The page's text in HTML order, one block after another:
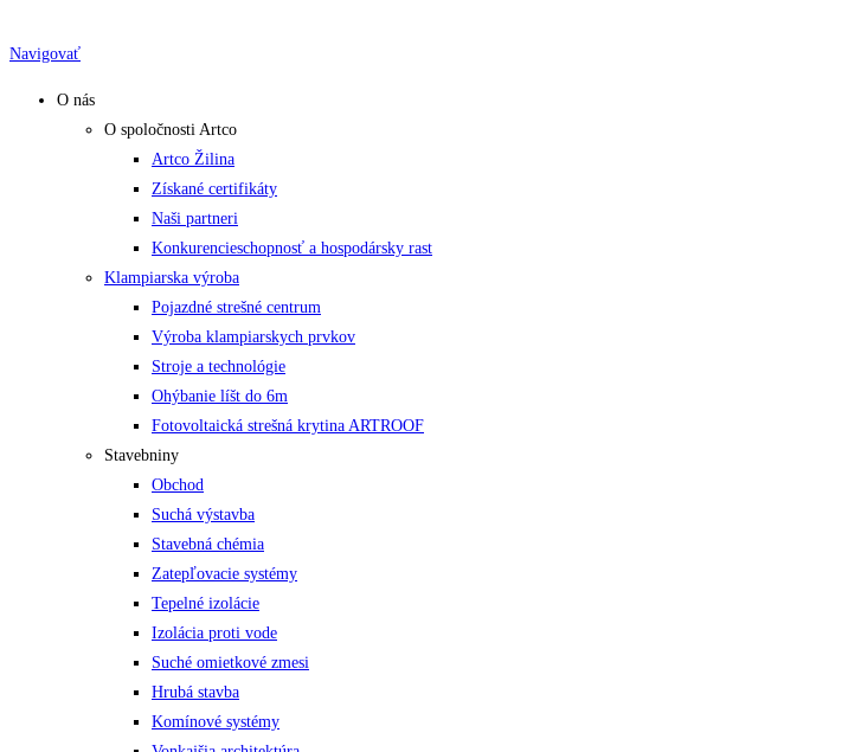
to
Navigovať
O nás
O spoločnosti Artco
Artco Žilina
Získané certifikáty
Naši partneri
Konkurencieschopnosť a hospodársky rast
Klampiarska výroba
Pojazdné strešné centrum
Výroba klampiarskych prvkov
Stroje a technológie
Ohýbanie líšt do 6m
Fotovoltaická strešná krytina ARTROOF
Stavebniny
Obchod
Suchá výstavba
Stavebná chémia
Zatepľovacie systémy
Tepelné izolácie
Izolácia proti vode
Suché omietkové zmesi
Hrubá stavba
Komínové systémy